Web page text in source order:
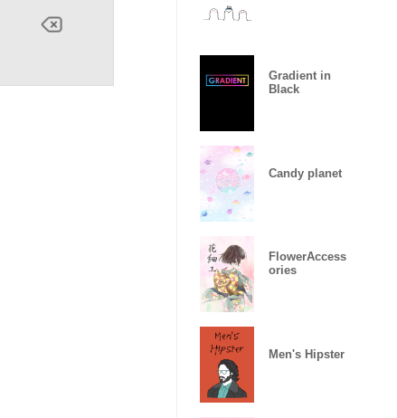
Gradient in
Black
Candy planet
FlowerAccess
ories
Men's Hipster